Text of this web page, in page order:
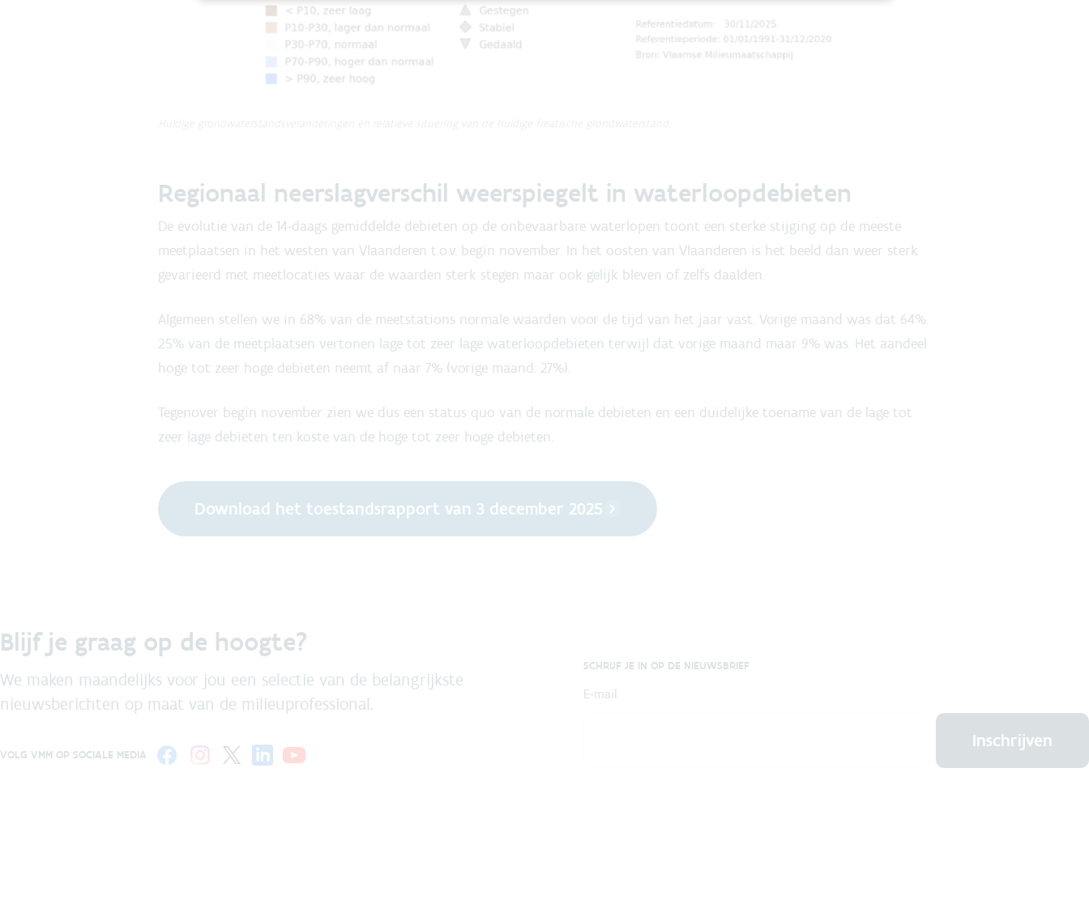
Regionaal neerslagverschil weerspiegelt in waterloopdebieten
De evolutie van de 14-daags gemiddelde debieten op de onbevaarbare waterlopen toont een sterke stijging op de meeste
meetplaatsen in het westen van Vlaanderen t.o.v. begin november. In het oosten van Vlaanderen is het beeld dan weer sterk
gevarieerd met meetlocaties waar de waarden sterk stegen maar ook gelijk bleven of zelfs daalden.
Algemeen stellen we in 68% van de meetstations normale waarden voor de tijd van het jaar vast. Vorige maand was dat 64%.
25% van de meetplaatsen vertonen lage tot zeer lage waterloopdebieten terwijl dat vorige maand maar 9% was. Het aandeel
hoge tot zeer hoge debieten neemt af naar 7% (vorige maand: 27%).
Tegenover begin november zien we dus een status quo van de normale debieten en een duidelijke toename van de lage tot
zeer lage debieten ten koste van de hoge tot zeer hoge debieten.
Download het toestandsrapport van 3 december 2025
Blijf je graag op de hoogte?
We maken maandelijks voor jou een selectie van de belangrijkste
nieuwsberichten op maat van de milieuprofessional.
VOLG VMM OP SOCIALE MEDIA
SCHRIJF JE IN OP DE NIEUWSBRIEF
E-mail
Inschrijven